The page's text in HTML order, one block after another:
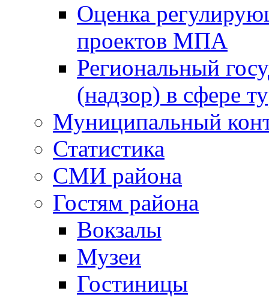
Оценка
проектов МПА
Региональный
(надзор) в сфере
Муниципальный
Статистика
СМИ района
Гостям района
Вокзалы
Музеи
Гостиницы